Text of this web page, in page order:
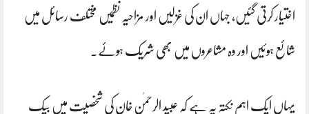
اختیار کرتی گئیں، جہاں ان کی غزلیں اور مزاحیہ نظمیں مختلف رسائل میں
شائع ہوئیں اور وہ مشاعروں میں بھی شریک ہوئے۔
یہاں ایک اہم نکتہ یہ ہے کہ عبید الرحمٰن خان کی شخصیت میں بیک